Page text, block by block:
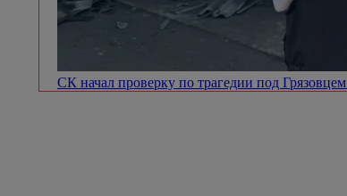
СК начал проверку по трагедии под Грязовцем